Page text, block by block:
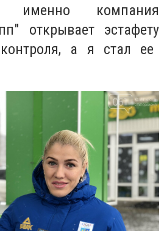
именно компания
открываетэстафету
а я стал ее